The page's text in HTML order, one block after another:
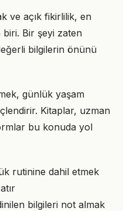
ve açık fikirlilik, en
Bir şeyi zaten
bilgilerin önünü
günlük yaşam
Kitaplar, uzman
bu konuda yol
rutinine dahil etmek
bilgileri not almak